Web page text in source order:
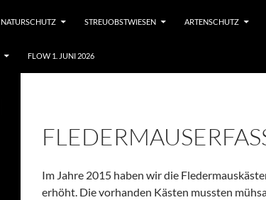
NATURSCHUTZ STREUOBSTWIESEN ARTENSCHUTZ
FLOW 1. JUNI 2026
Im Jahre 2015 haben wir die
erhöht. Die vorhanden Kästen mussten